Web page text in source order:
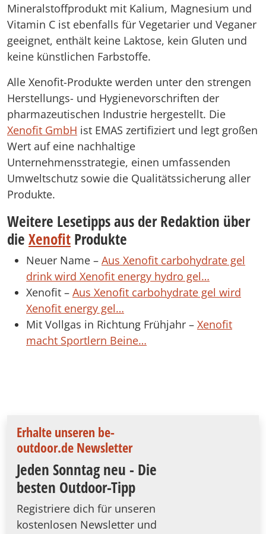
Mineralstoffprodukt mit Kalium, Magnesium und
Vitamin C ist ebenfalls für Vegetarier und Veganer
geeignet, enthält keine Laktose, kein Gluten und
keine künstlichen Farbstoffe.
Alle Xenofit-Produkte werden unter den strengen
Herstellungs- und Hygienevorschriften der
pharmazeutischen Industrie hergestellt. Die
Xenofit GmbH ist EMAS zertifiziert und legt großen
Wert auf eine nachhaltige
Unternehmensstrategie, einen umfassenden
Umweltschutz sowie die Qualitätssicherung aller
Produkte.
Weitere Lesetipps aus der Redaktion über
die Xenofit Produkte
Neuer Name – Aus Xenofit carbohydrate gel
drink wird Xenofit energy hydro gel…
Xenofit – Aus Xenofit carbohydrate gel wird
Xenofit energy gel…
Mit Vollgas in Richtung Frühjahr – Xenofit
macht Sportlern Beine…
Erhalte unseren be-
outdoor.de Newsletter
Jeden Sonntag neu - Die
besten Outdoor-Tipp
Registriere dich für unseren
kostenlosen Newsletter und